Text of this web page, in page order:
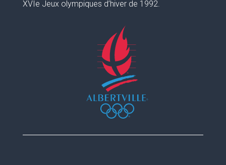
XVIe Jeux olympiques d’hiver de 1992.